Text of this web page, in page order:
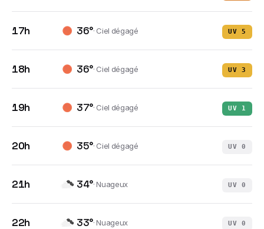
17h 36°· Ciel dégagé UV 5
18h 36°· Ciel dégagé UV 3
19h 37°· Ciel dégagé UV 1
20h 35°· Ciel dégagé UV0
21h 34°·Nuageux UV0
22h 33°·Nuageux UV0